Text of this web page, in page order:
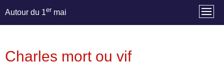
Autour du 1er mai
Charles mort ou vif